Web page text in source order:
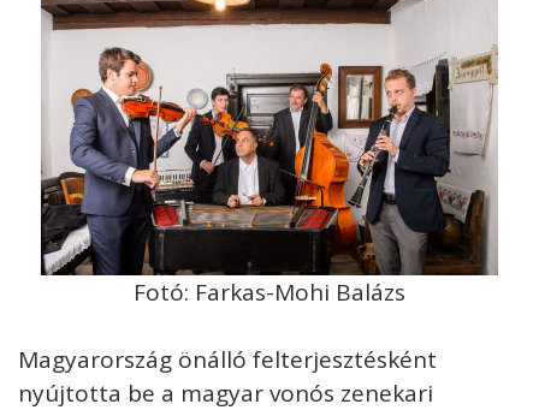
Fotó: Farkas-Mohi Balázs
Magyarország önálló felterjesztésként
nyújtotta be a magyar vonós zenekari